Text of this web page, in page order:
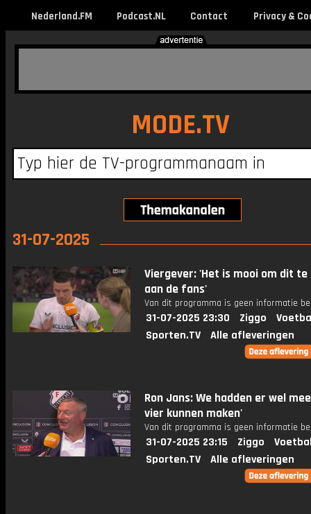
Nederland.FM Podcast.NL Contact Privacy &
MODE.TV
31-07-2025
Viergever: 'Het is mooi om dit te
aan de fans'
Van dit programma is geen informatie
31-07-2025 23:30 Ziggo
Sporten.TV
Alle afleveringen
Ron Jans: We hadden er wel
vier kunnen maken'
Van dit programma is geen informatie
31-07-2025 23:15 Ziggo
Sporten.TV
Alle afleveringen